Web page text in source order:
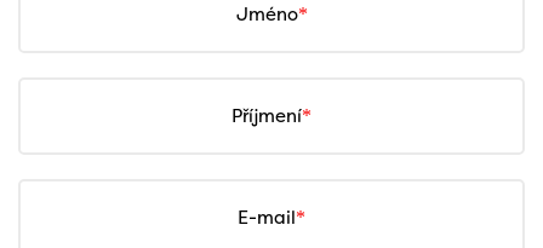
Jméno
Příjmení
E-mail